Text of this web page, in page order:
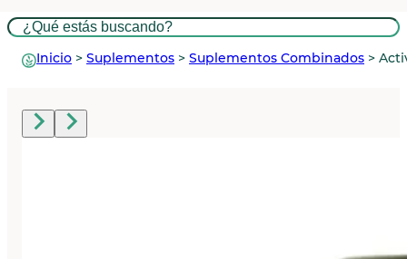
Buscar
Inicio > Suplementos > Suplementos Combinados >